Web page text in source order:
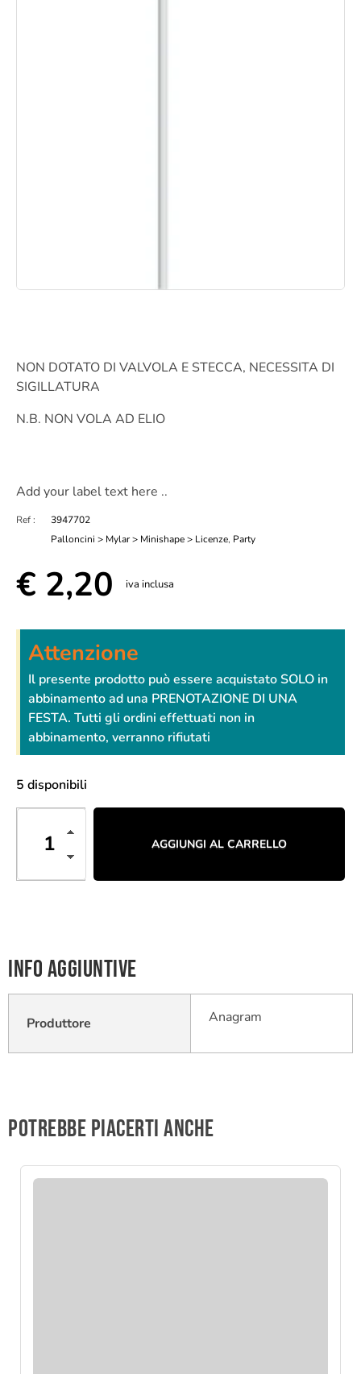
NON DOTATO DI VALVOLA E STECCA, NECESSITA DI
SIGILLATURA
N.B. NON VOLA AD ELIO
Add your label text here ..
Ref :
3947702
Palloncini > Mylar > Minishape > Licenze, Party
€ 2,20 iva inclusa
Attenzione
Il presente prodotto può essere acquistato SOLO in
abbinamento ad una PRENOTAZIONE DI UNA
FESTA. Tutti gli ordini effettuati non in
abbinamento, verranno rifiutati
5 disponibili
AGGIUNGI AL CARRELLO
Info aggiuntive
Produttore Anagram
Potrebbe piacerti anche